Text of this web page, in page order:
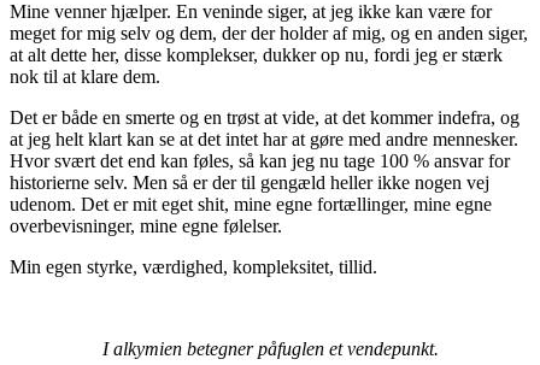
Mine venner hjælper. En veninde siger, at jeg ikke kan være for
meget for mig selv og dem, der der holder af mig, og en anden siger,
at alt dette her, disse komplekser, dukker op nu, fordi jeg er stærk
nok til at klare dem.
Det er både en smerte og en trøst at vide, at det kommer indefra, og
at jeg helt klart kan se at det intet har at gøre med andre mennesker.
Hvor svært det end kan føles, så kan jeg nu tage 100 % ansvar for
historierne selv. Men så er der til gengæld heller ikke nogen vej
udenom. Det er mit eget shit, mine egne fortællinger, mine egne
overbevisninger, mine egne følelser.
Min egen styrke, værdighed, kompleksitet, tillid.
I alkymien betegner påfuglen et vendepunkt.